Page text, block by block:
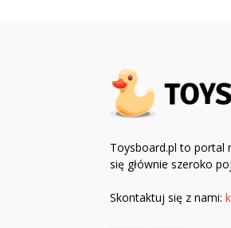
Toysboard.pl to portal
się głównie szeroko
Skontaktuj się z nami: